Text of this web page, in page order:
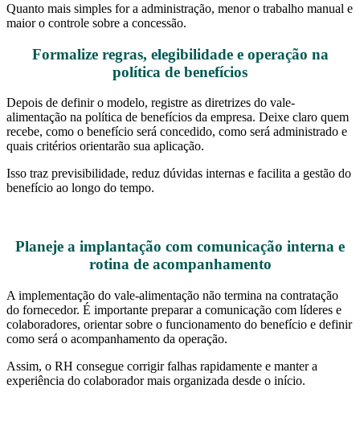
Quanto mais simples for a administração, menor o trabalho manual e
maior o controle sobre a concessão.
Formalize regras, elegibilidade e operação na
política de benefícios
Depois de definir o modelo, registre as diretrizes do vale-
alimentação na política de benefícios da empresa. Deixe claro quem
recebe, como o benefício será concedido, como será administrado e
quais critérios orientarão sua aplicação.
Isso traz previsibilidade, reduz dúvidas internas e facilita a gestão do
benefício ao longo do tempo.
Planeje a implantação com comunicação interna e
rotina de acompanhamento
A implementação do vale-alimentação não termina na contratação
do fornecedor. É importante preparar a comunicação com líderes e
colaboradores, orientar sobre o funcionamento do benefício e definir
como será o acompanhamento da operação.
Assim, o RH consegue corrigir falhas rapidamente e manter a
experiência do colaborador mais organizada desde o início.